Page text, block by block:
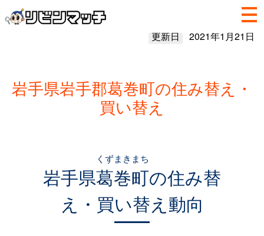
更新日 2021年1月21日
岩手県岩手郡葛巻町の住み替え・
買い替え
岩手県葛巻町
くずまきまち
の住み替
え・買い替え動向